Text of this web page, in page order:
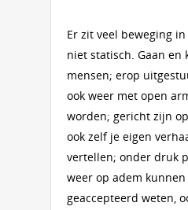
Er zit veel beweging
niet statisch. Gaan en
mensen; erop
ook weer met open
worden; gericht zijn
ook zelf je eigen
vertellen; onder druk
weer op adem
geaccepteerd weten,